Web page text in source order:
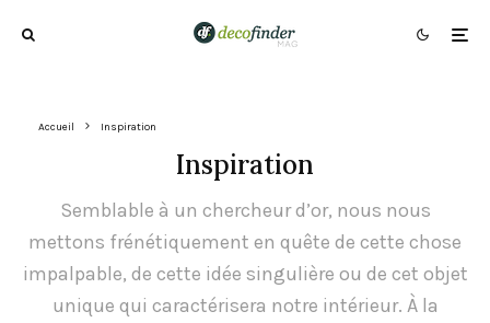
Accueil Inspiration
Inspiration
Semblable à un chercheur d’or, nous nous
mettons frénétiquement en quête de cette chose
impalpable, de cette idée singulière ou de cet objet
unique qui caractérisera notre intérieur. À la